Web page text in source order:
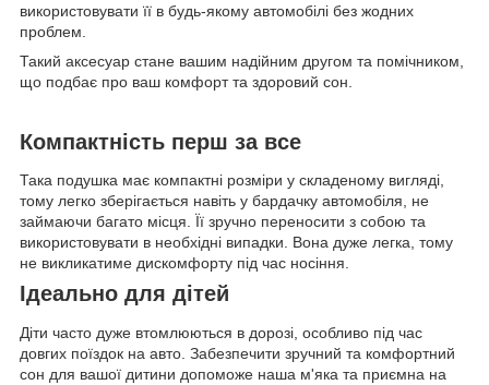
використовувати її в будь-якому автомобілі без жодних
проблем.
Такий аксесуар стане вашим надійним другом та помічником,
що подбає про ваш комфорт та здоровий сон.
Компактність перш за все
Така подушка має компактні розміри у складеному вигляді,
тому легко зберігається навіть у бардачку автомобіля, не
займаючи багато місця. Її зручно переносити з собою та
використовувати в необхідні випадки. Вона дуже легка, тому
не викликатиме дискомфорту під час носіння.
Ідеально для дітей
Діти часто дуже втомлюються в дорозі, особливо під час
довгих поїздок на авто. Забезпечити зручний та комфортний
сон для вашої дитини допоможе наша м'яка та приємна на